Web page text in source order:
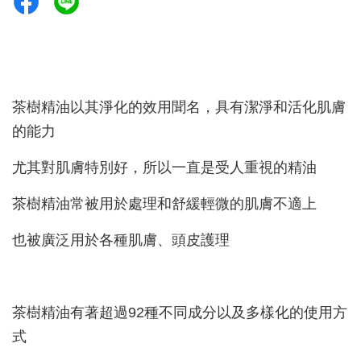
茶樹精油以其淨化的效用聞名，具有潔淨和活化肌膚
的能力
尤其對肌膚特別好，所以一直是受人重視的精油
茶樹精油常被用於處理和舒緩輕微的肌膚不適上
也被廣泛用於各種肌膚、頭皮護理
茶樹精油有著超過92種不同成分以及多樣化的使用方
式